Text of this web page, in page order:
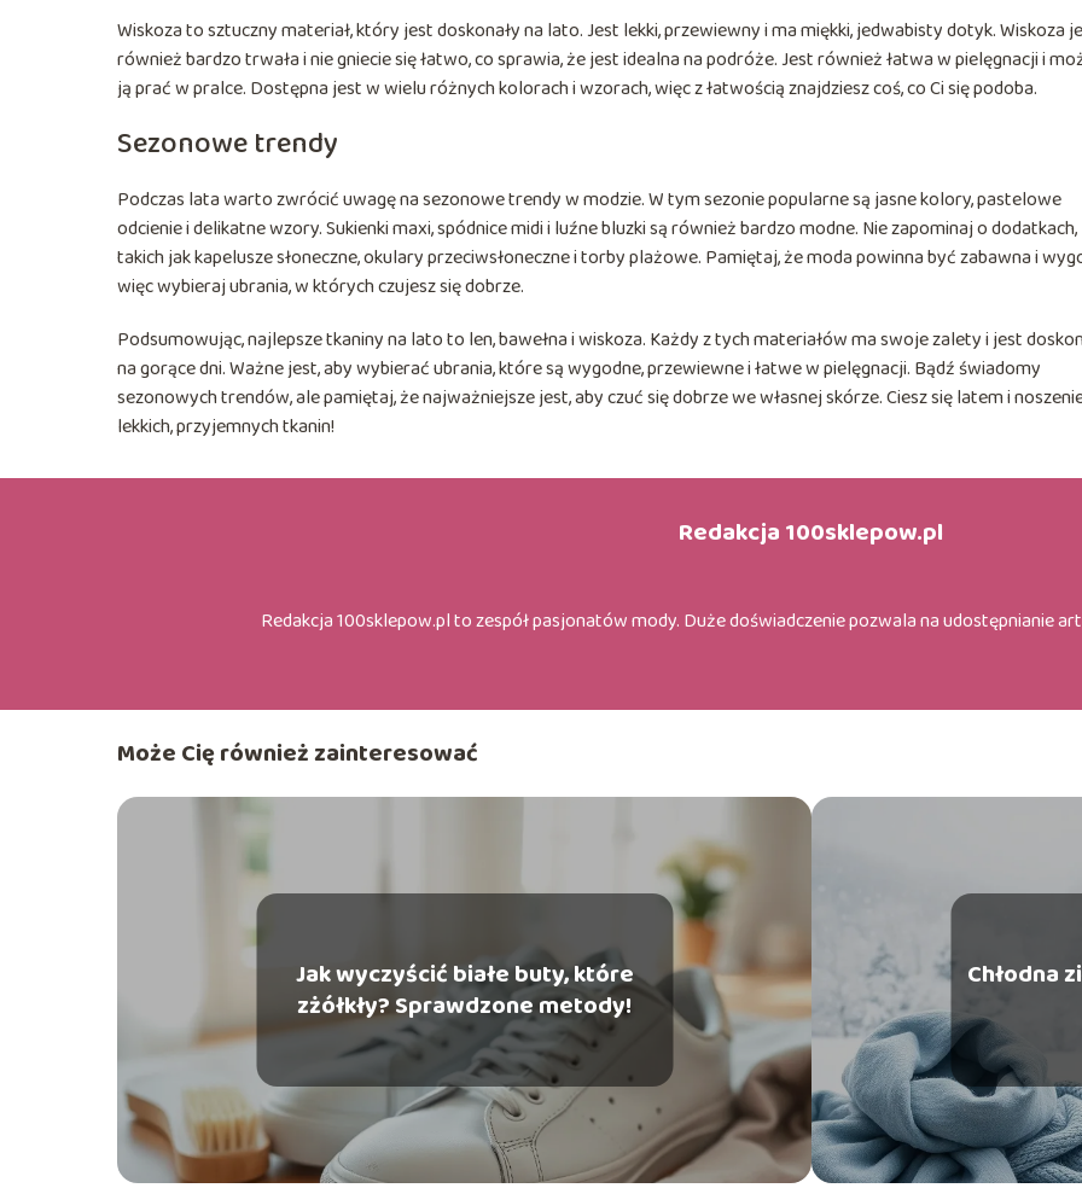
Wiskoza to sztuczny materiał, który jest doskonały na lato. Jest lekki, przewiewny i ma miękki, jedwabisty dotyk. Wiskoza
również bardzo trwała i nie gniecie się łatwo, co sprawia, że jest idealna na podróże. Jest również łatwa w pielęgnacji i
ją prać w pralce. Dostępna jest w wielu różnych kolorach i wzorach, więc z łatwością znajdziesz coś, co Ci się podoba.
Sezonowe trendy
Podczas lata warto zwrócić uwagę na sezonowe trendy w modzie. W tym sezonie popularne są jasne kolory, pastelowe
odcienie i delikatne wzory. Sukienki maxi, spódnice midi i luźne bluzki są również bardzo modne. Nie zapominaj o dodatkach,
takich jak kapelusze słoneczne, okulary przeciwsłoneczne i torby plażowe. Pamiętaj, że moda powinna być zabawna i
więc wybieraj ubrania, w których czujesz się dobrze.
Podsumowując, najlepsze tkaniny na lato to len, bawełna i wiskoza. Każdy z tych materiałów ma swoje zalety i jest
na gorące dni. Ważne jest, aby wybierać ubrania, które są wygodne, przewiewne i łatwe w pielęgnacji. Bądź świadomy
sezonowych trendów, ale pamiętaj, że najważniejsze jest, aby czuć się dobrze we własnej skórze. Ciesz się latem i
lekkich, przyjemnych tkanin!
Redakcja 100sklepow.pl
Redakcja 100sklepow.pl to zespół pasjonatów mody. Duże doświadczenie pozwala na udostępnianie
Może Cię również zainteresować
Jak wyczyścić białe buty, które
zżółkły? Sprawdzone metody!
Chłodna